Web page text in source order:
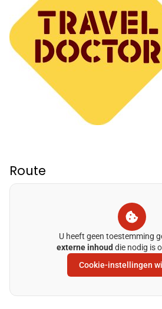
Route
U heeft geen toestemming
externe inhoud die nodig is
Cookie-instellingen